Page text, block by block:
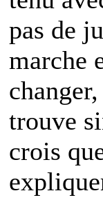
pas de
marche
trouve
crois